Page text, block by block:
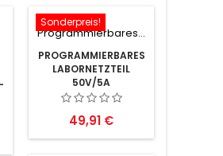
Sonderpreis!
PROGRAMMIERBARES
LABORNETZTEIL
50V/5A
Preis
49,91 €